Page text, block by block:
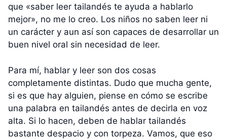
que «saber leer tailandés te ayuda a hablarlo
mejor», no me lo creo. Los niños no saben leer ni
un carácter y aun así son capaces de desarrollar un
buen nivel oral sin necesidad de leer.
Para mí, hablar y leer son dos cosas
completamente distintas. Dudo que mucha gente,
si es que hay alguien, piense en cómo se escribe
una palabra en tailandés antes de decirla en voz
alta. Si lo hacen, deben de hablar tailandés
bastante despacio y con torpeza. Vamos, que eso